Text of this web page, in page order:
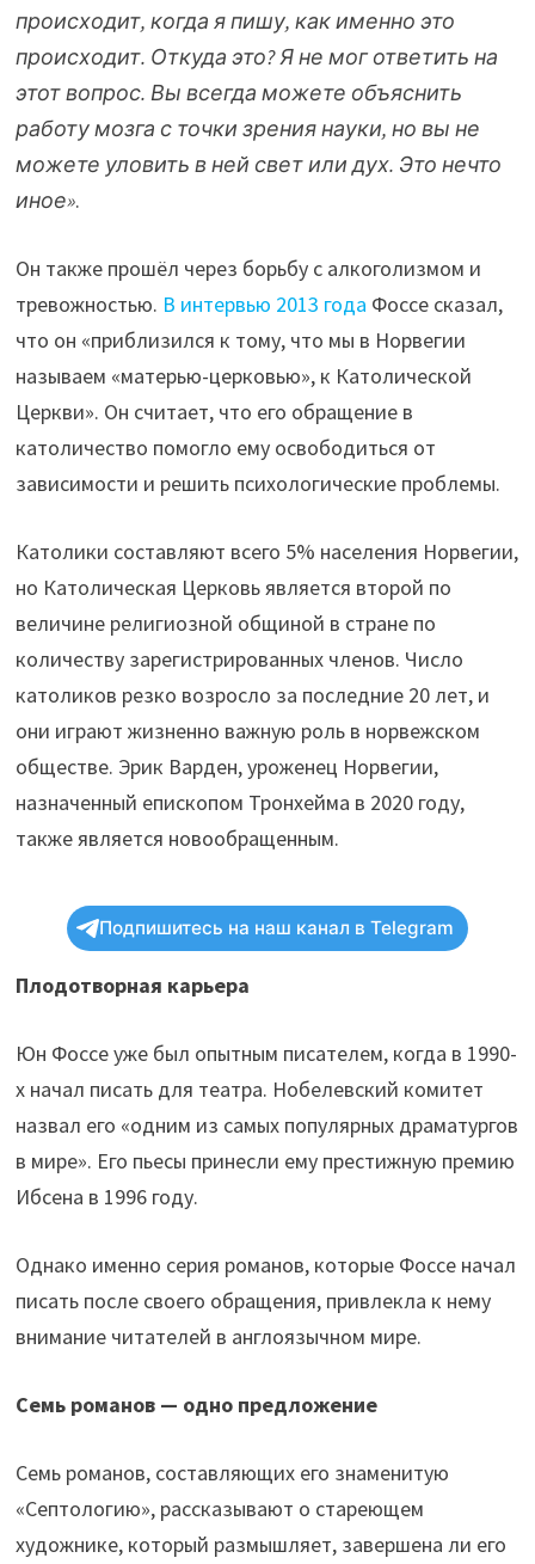
происходит, когда я пишу, как именно это
происходит. Откуда это? Я не мог ответить на
этот вопрос. Вы всегда можете объяснить
работу мозга с точки зрения науки, но вы не
можете уловить в ней свет или дух. Это нечто
иное».
Он также прошёл через борьбу с алкоголизмом и
тревожностью. В интервью 2013 года Фоссе сказал,
что он «приблизился к тому, что мы в Норвегии
называем «матерью-церковью», к Католической
Церкви». Он считает, что его обращение в
католичество помогло ему освободиться от
зависимости и решить психологические проблемы.
Католики составляют всего 5% населения Норвегии,
но Католическая Церковь является второй по
величине религиозной общиной в стране по
количеству зарегистрированных членов. Число
католиков резко возросло за последние 20 лет, и
они играют жизненно важную роль в норвежском
обществе. Эрик Варден, уроженец Норвегии,
назначенный епископом Тронхейма в 2020 году,
также является новообращенным.
Подпишитесь на наш канал в Telegram
Плодотворная карьера
Юн Фоссе уже был опытным писателем, когда в 1990-
х начал писать для театра. Нобелевский комитет
назвал его «одним из самых популярных драматургов
в мире». Его пьесы принесли ему престижную премию
Ибсена в 1996 году.
Однако именно серия романов, которые Фоссе начал
писать после своего обращения, привлекла к нему
внимание читателей в англоязычном мире.
Семь романов — одно предложение
Семь романов, составляющих его знаменитую
«Септологию», рассказывают о стареющем
художнике, который размышляет, завершена ли его